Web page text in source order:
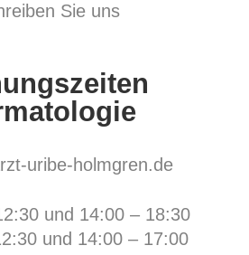
Sie uns
uribe-holmgren.de
und 14:00 – 18:30
und 14:00 – 17:00